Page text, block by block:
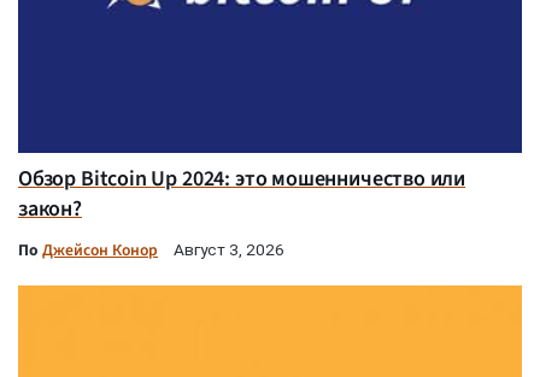
Обзор Bitcoin Up 2024: это мошенничество или
закон?
По Джейсон Конор Август 3, 2026